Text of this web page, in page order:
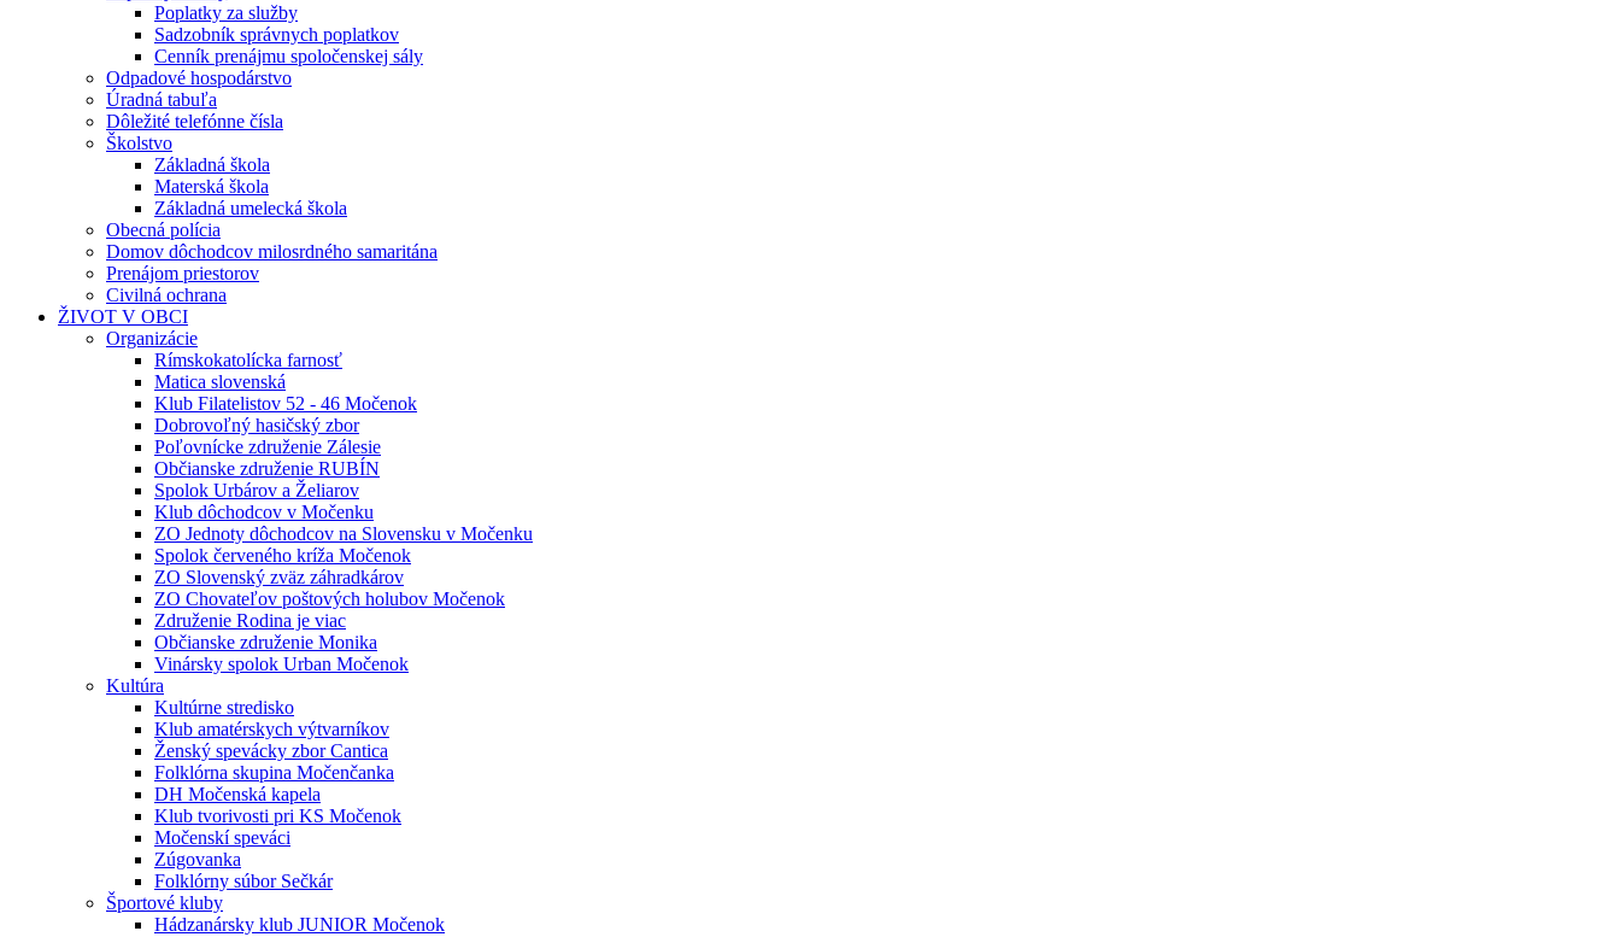
Poplatky za služby
Sadzobník správnych poplatkov
Cenník prenájmu spoločenskej sály
Odpadové hospodárstvo
Úradná tabuľa
Dôležité telefónne čísla
Školstvo
Základná škola
Materská škola
Základná umelecká škola
Obecná polícia
Domov dôchodcov milosrdného samaritána
Prenájom priestorov
Civilná ochrana
ŽIVOT V OBCI
Organizácie
Rímskokatolícka farnosť
Matica slovenská
Klub Filatelistov 52 - 46 Močenok
Dobrovoľný hasičský zbor
Poľovnícke združenie Zálesie
Občianske združenie RUBÍN
Spolok Urbárov a Želiarov
Klub dôchodcov v Močenku
ZO Jednoty dôchodcov na Slovensku v Močenku
Spolok červeného kríža Močenok
ZO Slovenský zväz záhradkárov
ZO Chovateľov poštových holubov Močenok
Združenie Rodina je viac
Občianske združenie Monika
Vinársky spolok Urban Močenok
Kultúra
Kultúrne stredisko
Klub amatérskych výtvarníkov
Ženský spevácky zbor Cantica
Folklórna skupina Močenčanka
DH Močenská kapela
Klub tvorivosti pri KS Močenok
Močenskí speváci
Zúgovanka
Folklórny súbor Sečkár
Športové kluby
Hádzanársky klub JUNIOR Močenok